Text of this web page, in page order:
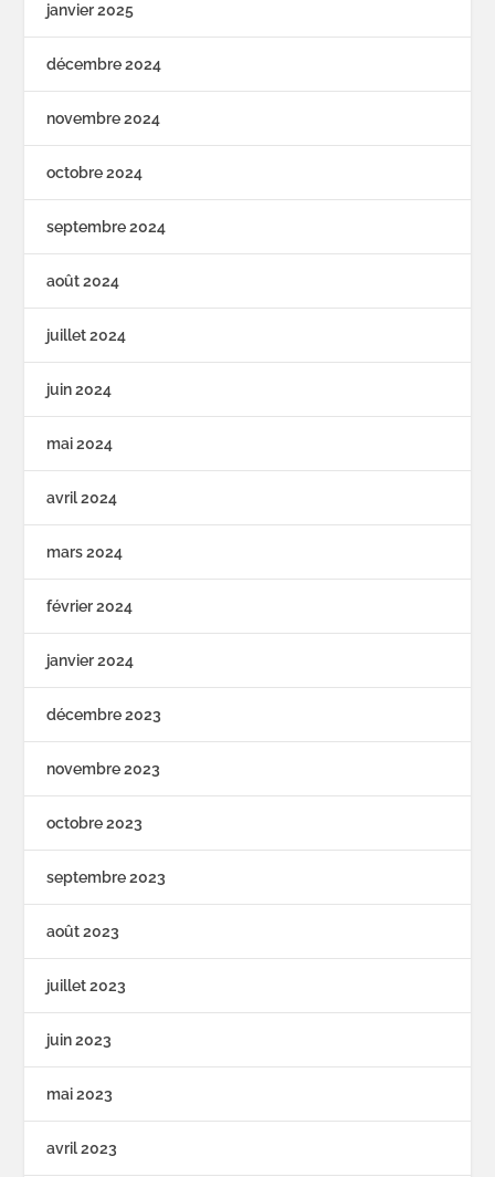
janvier 2025
décembre 2024
novembre 2024
octobre 2024
septembre 2024
août 2024
juillet 2024
juin 2024
mai 2024
avril 2024
mars 2024
février 2024
janvier 2024
décembre 2023
novembre 2023
octobre 2023
septembre 2023
août 2023
juillet 2023
juin 2023
mai 2023
avril 2023